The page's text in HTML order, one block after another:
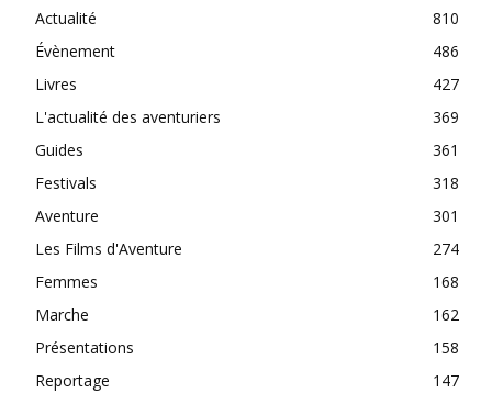
Actualité
810
Évènement
486
Livres
427
L'actualité des aventuriers
369
Guides
361
Festivals
318
Aventure
301
Les Films d'Aventure
274
Femmes
168
Marche
162
Présentations
158
Reportage
147